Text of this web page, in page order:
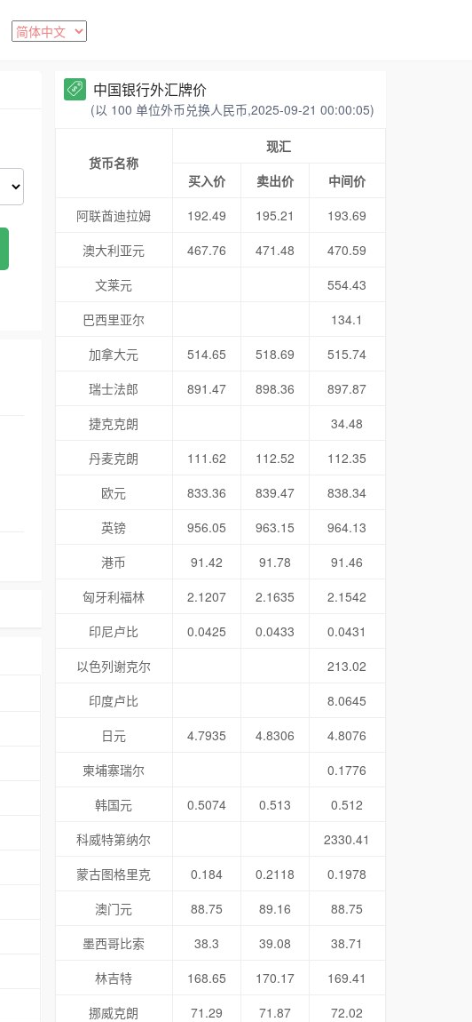
中国银行外汇牌价
(以 100 单位外币兑换人民币,2025-09-21 00:00:05)
货币名称
现汇
买入价
卖出价
中间价
阿联酋迪拉姆
192.49 195.21
193.69
澳大利亚元
467.76 471.48
470.59
文莱元
554.43
巴西里亚尔
134.1
加拿大元
514.65 518.69
515.74
瑞士法郎
891.47 898.36
897.87
捷克克朗
34.48
丹麦克朗
111.62 112.52
112.35
欧元
833.36 839.47
838.34
英镑
956.05 963.15
964.13
港币
91.42 91.78
91.46
匈牙利福林
2.1207 2.1635
2.1542
印尼卢比
0.0425 0.0433
0.0431
以色列谢克尔
213.02
印度卢比
8.0645
日元
4.7935 4.8306
4.8076
柬埔寨瑞尔
0.1776
韩国元
0.5074 0.513
0.512
科威特第纳尔
2330.41
蒙古图格里克
0.184 0.2118
0.1978
澳门元
88.75 89.16
88.75
墨西哥比索
38.3 39.08
38.71
林吉特
168.65 170.17
169.41
挪威克朗
71.29 71.87
72.02